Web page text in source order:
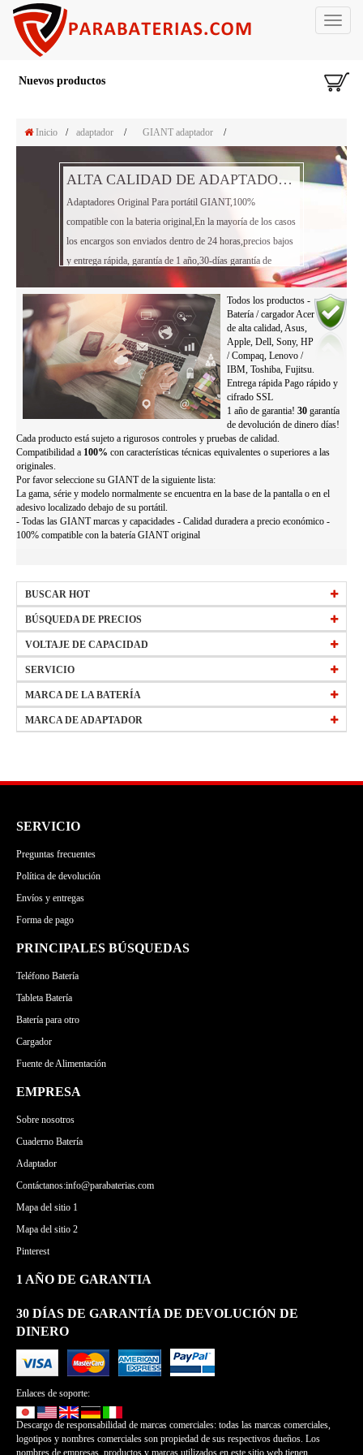
Toggle
Nuevos productos
Inicio / adaptador / GIANT adaptador /
ALTA CALIDAD DE ADAPTADOR PORTÁTIL GIANT
Adaptadores Original Para portátil GIANT,100%
compatible con la bateria original,En la mayoría de los casos
los encargos son enviados dentro de 24 horas,precios bajos
y entrega rápida, garantía de 1 año,30-días garantía de
Todos los productos -
Batería / cargador Acer
de alta calidad, Asus,
Apple, Dell, Sony, HP
/ Compaq, Lenovo /
IBM, Toshiba, Fujitsu.
Entrega rápida Pago rápido y
cifrado SSL
1 año de garantia! 30 garantía
de devolución de dinero días!
Cada producto está sujeto a rigurosos controles y pruebas de calidad.
Compatibilidad a 100% con características técnicas equivalentes o superiores a las
originales.
Por favor seleccione su GIANT de la siguiente lista:
La gama, série y modelo normalmente se encuentra en la base de la pantalla o en el
adesivo localizado debajo de su portátil.
- Todas las GIANT marcas y capacidades - Calidad duradera a precio económico -
100% compatible con la batería GIANT original
BUSCAR HOT
HW-34154184
EB-BT561ABE
L20M3PF1
W0Y6W
BÚSQUEDA DE PRECIOS
precio15 €- 29,99 €(Más)
precio30 €-44,99 €
precio45 € -59,99 € (Más)
precio60 € -74,99 € (Más)
VOLTAJE DE CAPACIDAD
todos bateria 2250mAh 10.8V
todos bateria 2400mAh 3.7V
todos bateria 2500mAh 3.8V
SERVICIO
Preguntas frecuentes
Política de devolución
MARCA DE LA BATERÍA
APPLE
MARCA DE ADAPTADOR
SERVICIO
Preguntas frecuentes
Política de devolución
Envíos y entregas
Forma de pago
PRINCIPALES BÚSQUEDAS
Teléfono Batería
Tableta Batería
Batería para otro
Cargador
Fuente de Alimentación
EMPRESA
Sobre nosotros
Cuaderno Batería
Adaptador
Contáctanos:info@parabaterias.com
Mapa del sitio 1
Mapa del sitio 2
Pinterest
1 AÑO DE GARANTIA
30 DÍAS DE GARANTÍA DE DEVOLUCIÓN DE
DINERO
Enlaces de soporte:
Descargo de responsabilidad de marcas comerciales: todas las marcas comerciales,
logotipos y nombres comerciales son propiedad de sus respectivos dueños. Los
nombres de empresas, productos y marcas utilizados en este sitio web tienen